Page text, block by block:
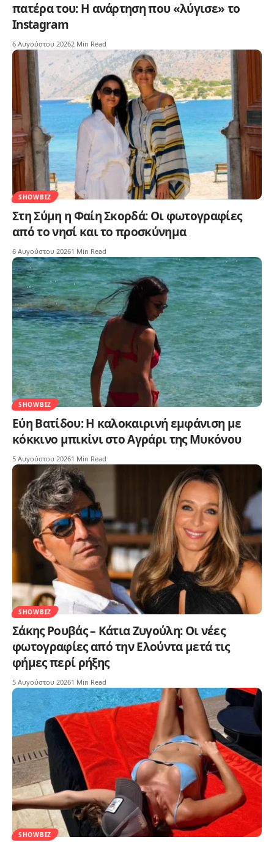
πατέρα του: Η ανάρτηση που «λύγισε» το
Instagram
6 Αυγούστου 20262 Min Read
SHOWBIZ
Στη Σύμη η Φαίη Σκορδά: Οι φωτογραφίες
από το νησί και το προσκύνημα
6 Αυγούστου 20261 Min Read
SHOWBIZ
Εύη Βατίδου: Η καλοκαιρινή εμφάνιση με
κόκκινο μπικίνι στο Αγράρι της Μυκόνου
5 Αυγούστου 20261 Min Read
SHOWBIZ
Σάκης Ρουβάς – Κάτια Ζυγούλη: Οι νέες
φωτογραφίες από την Ελούντα μετά τις
φήμες περί ρήξης
5 Αυγούστου 20261 Min Read
SHOWBIZ